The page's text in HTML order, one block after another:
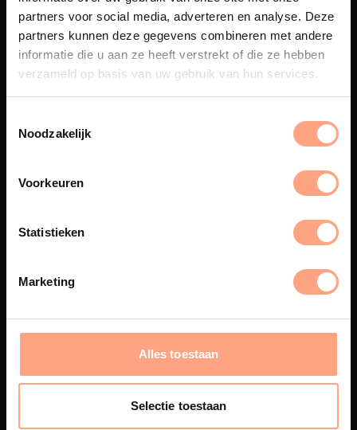
partners voor social media, adverteren en analyse. Deze
partners kunnen deze gegevens combineren met andere
informatie die u aan ze heeft verstrekt of die ze hebben
verzameld op basis van uw gebruik van hun services.
Noodzakelijk
Voorkeuren
Statistieken
Marketing
Alles toestaan
Selectie toestaan
Maatwerk
Een exclusieve handgemaakte
De meubelen worden in onze
componenten lak.
ontzorging van eerste schets tot
oplevering,met als resultaat een